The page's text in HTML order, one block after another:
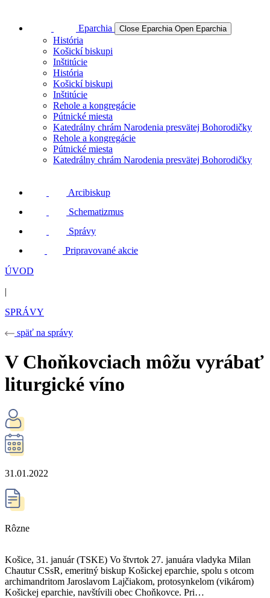
Eparchia Close Eparchia Open Eparchia
História
Košickí biskupi
Inštitúcie
História
Košickí biskupi
Inštitúcie
Rehole a kongregácie
Pútnické miesta
Katedrálny chrám Narodenia presvätej Bohorodičky
Rehole a kongregácie
Pútnické miesta
Katedrálny chrám Narodenia presvätej Bohorodičky
Arcibiskup
Schematizmus
Správy
Pripravované akcie
ÚVOD
|
SPRÁVY
späť na správy
V Choňkovciach môžu vyrábať
liturgické víno
31.01.2022
Rôzne
Košice, 31. január (TSKE) Vo štvrtok 27. januára vladyka Milan
Chautur CSsR, emeritný biskup Košickej eparchie, spolu s otcom
archimandritom Jaroslavom Lajčiakom, protosynkelom (vikárom)
Košickej eparchie, navštívili obec Choňkovce. Pri…